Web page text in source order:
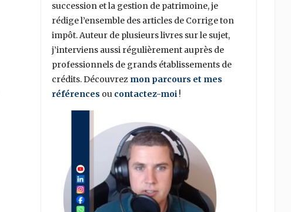
succession et la gestion de patrimoine, je
rédige l’ensemble des articles de Corrige ton
impôt. Auteur de plusieurs livres sur le sujet,
j’interviens aussi régulièrement auprès de
professionnels de grands établissements de
crédits. Découvrez mon parcours et mes
références ou contactez-moi!